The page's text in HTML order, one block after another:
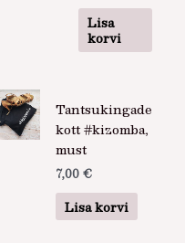
Lisa
korvi
Tantsukingade
kott #kizomba,
must
7,00 €
Lisa korvi